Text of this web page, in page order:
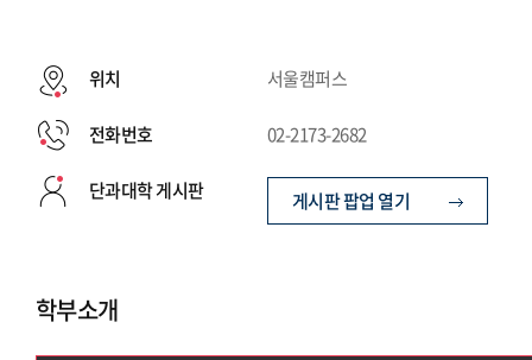
위치 서울캠퍼스
전화번호 02-2173-2682
단과대학 게시판 게시판 팝업 열기
학부소개